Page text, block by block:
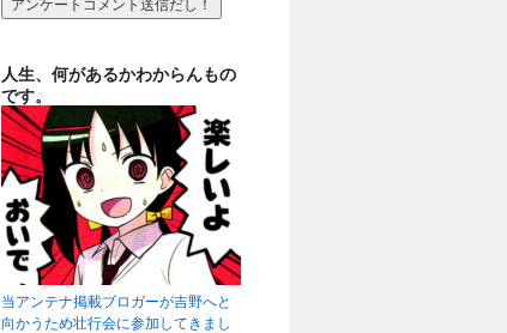
人生、何があるかわからんもの
です。
当アンテナ掲載ブロガーが吉野へと
向かうため壮行会に参加してきまし